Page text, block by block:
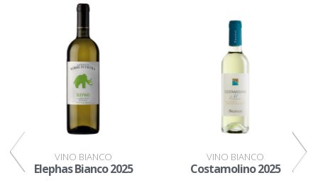
VINO BIANCO
Elephas Bianco 2025
VINO BIANCO
Costamolino 2025